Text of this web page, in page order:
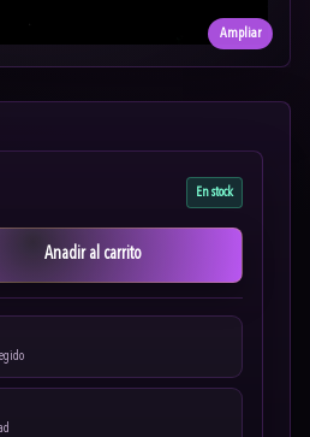
Ampliar
En stock
Anadir al carrito